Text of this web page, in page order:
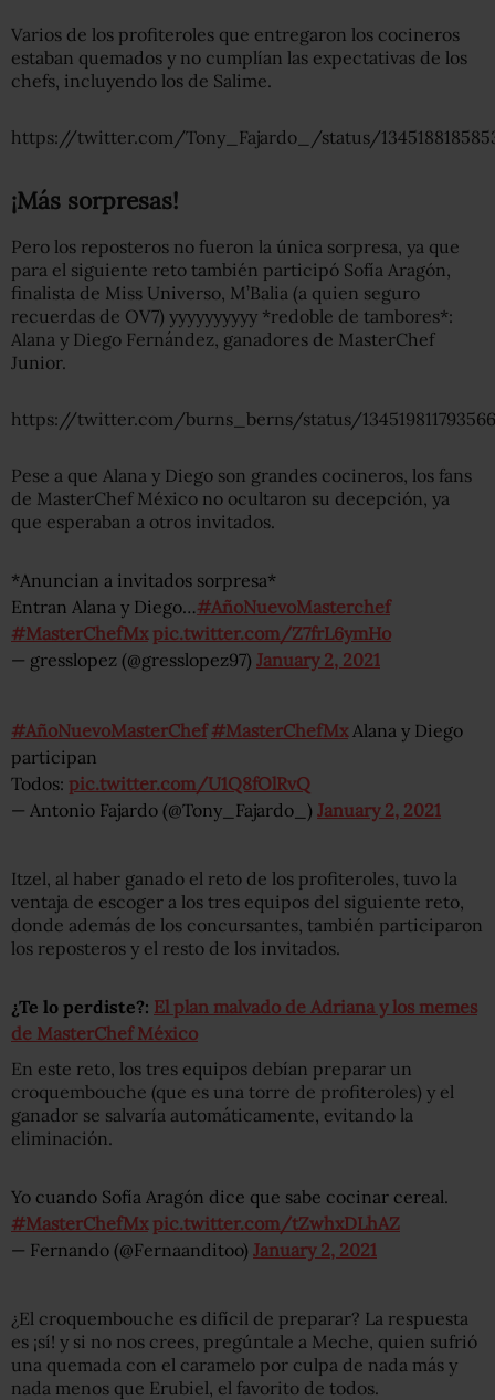
Varios de los profiteroles que entregaron los cocineros
estaban quemados y no cumplían las expectativas de los
chefs, incluyendo los de Salime.
https://twitter.com/Tony_Fajardo_/status/
¡Más sorpresas!
Pero los reposteros no fueron la única sorpresa, ya que
para el siguiente reto también participó Sofía Aragón,
finalista de Miss Universo, M’Balia (a quien seguro
recuerdas de OV7) yyyyyyyyyy *redoble de tambores*:
Alana y Diego Fernández, ganadores de MasterChef
Junior.
https://twitter.com/burns_berns/status/
Pese a que Alana y Diego son grandes cocineros, los fans
de MasterChef México no ocultaron su decepción, ya
que esperaban a otros invitados.
*Anuncian a invitados sorpresa*
Entran Alana y Diego…#AñoNuevoMasterchef
#MasterChefMx pic.twitter.com/Z7frL6ymHo
— gresslopez (@gresslopez97) January 2, 2021
#AñoNuevoMasterChef #MasterChefMx Alana y Diego
participan
Todos: pic.twitter.com/U1Q8fOlRvQ
— Antonio Fajardo (@Tony_Fajardo_) January 2, 2021
Itzel, al haber ganado el reto de los profiteroles, tuvo la
ventaja de escoger a los tres equipos del siguiente reto,
donde además de los concursantes, también participaron
los reposteros y el resto de los invitados.
¿Te lo perdiste?: El plan malvado de Adriana y los memes
de MasterChef México
En este reto, los tres equipos debían preparar un
croquembouche (que es una torre de profiteroles) y el
ganador se salvaría automáticamente, evitando la
eliminación.
Yo cuando Sofía Aragón dice que sabe cocinar cereal.
#MasterChefMx pic.twitter.com/tZwhxDLhAZ
— Fernando (@Fernaanditoo) January 2, 2021
¿El croquembouche es difícil de preparar? La respuesta
es ¡sí! y si no nos crees, pregúntale a Meche, quien sufrió
una quemada con el caramelo por culpa de nada más y
nada menos que Erubiel, el favorito de todos.